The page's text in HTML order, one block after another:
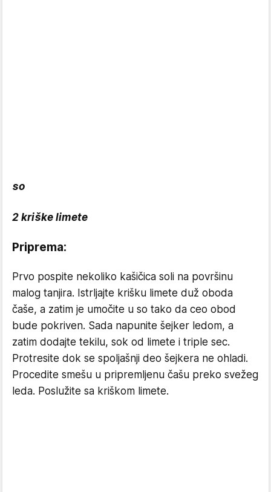
so
2 kriške limete
Priprema:
Prvo pospite nekoliko kašičica soli na površinu
malog tanjira. Istrljajte krišku limete duž oboda
čaše, a zatim je umočite u so tako da ceo obod
bude pokriven. Sada napunite šejker ledom, a
zatim dodajte tekilu, sok od limete i triple sec.
Protresite dok se spoljašnji deo šejkera ​​ne ohladi.
Procedite smešu u pripremljenu čašu preko svežeg
leda. Poslužite sa kriškom limete.